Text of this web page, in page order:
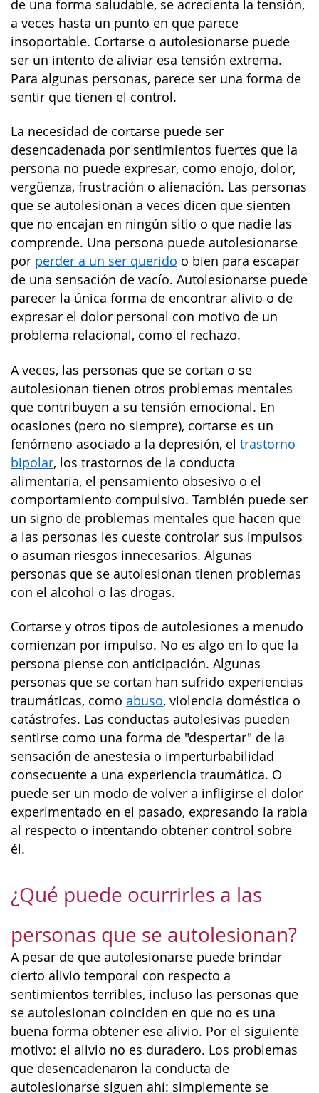
de una forma saludable, se acrecienta la tensión,
a veces hasta un punto en que parece
insoportable. Cortarse o autolesionarse puede
ser un intento de aliviar esa tensión extrema.
Para algunas personas, parece ser una forma de
sentir que tienen el control.
La necesidad de cortarse puede ser
desencadenada por sentimientos fuertes que la
persona no puede expresar, como enojo, dolor,
vergüenza, frustración o alienación. Las personas
que se autolesionan a veces dicen que sienten
que no encajan en ningún sitio o que nadie las
comprende. Una persona puede autolesionarse
por perder a un ser querido o bien para escapar
de una sensación de vacío. Autolesionarse puede
parecer la única forma de encontrar alivio o de
expresar el dolor personal con motivo de un
problema relacional, como el rechazo.
A veces, las personas que se cortan o se
autolesionan tienen otros problemas mentales
que contribuyen a su tensión emocional. En
ocasiones (pero no siempre), cortarse es un
fenómeno asociado a la depresión, el trastorno
bipolar, los trastornos de la conducta
alimentaria, el pensamiento obsesivo o el
comportamiento compulsivo. También puede ser
un signo de problemas mentales que hacen que
a las personas les cueste controlar sus impulsos
o asuman riesgos innecesarios. Algunas
personas que se autolesionan tienen problemas
con el alcohol o las drogas.
Cortarse y otros tipos de autolesiones a menudo
comienzan por impulso. No es algo en lo que la
persona piense con anticipación. Algunas
personas que se cortan han sufrido experiencias
traumáticas, como abuso, violencia doméstica o
catástrofes. Las conductas autolesivas pueden
sentirse como una forma de "despertar" de la
sensación de anestesia o imperturbabilidad
consecuente a una experiencia traumática. O
puede ser un modo de volver a infligirse el dolor
experimentado en el pasado, expresando la rabia
al respecto o intentando obtener control sobre
él.
¿Qué puede ocurrirles a las
personas que se autolesionan?
A pesar de que autolesionarse puede brindar
cierto alivio temporal con respecto a
sentimientos terribles, incluso las personas que
se autolesionan coinciden en que no es una
buena forma obtener ese alivio. Por el siguiente
motivo: el alivio no es duradero. Los problemas
que desencadenaron la conducta de
autolesionarse siguen ahí: simplemente se